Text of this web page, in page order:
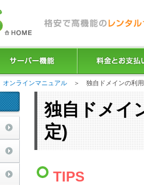
オンラインマニュアル ＞ 独自ドメインの利用
独自ドメイ
定)
TIPS